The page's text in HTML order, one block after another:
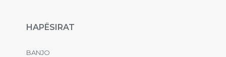
HAPËSIRAT
BANJO